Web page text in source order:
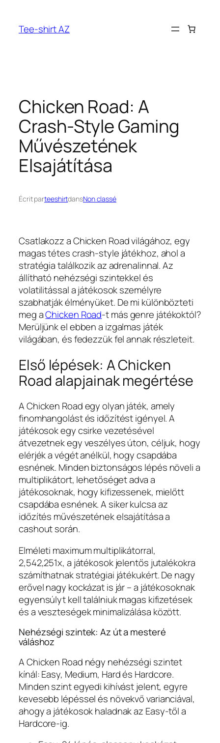
contenu
Tee-shirt AZ
Chicken Road: A
Crash-Style Gaming
Művészetének
Elsajátítása
Écrit parteeshirtdansNon classé
Csatlakozz a Chicken Road világához, egy
magas tétes crash-style játékhoz, ahol a
stratégia találkozik az adrenalinnal. Az
állítható nehézségi szintekkel és
volatilitással a játékosok személyre
szabhatják élményüket. De mi különbözteti
meg aChicken Road-t más genre játékoktól?
Merüljünk el ebben a izgalmas játék
világában, és fedezzük fel annak részleteit.
Első lépések: A Chicken
Road alapjainak megértése
A Chicken Road egy olyan játék, amely
finomhangolást és időzítést igényel. A
játékosok egy csirke vezetésével
átvezetnek egy veszélyes úton, céljuk, hogy
elérjék a végét anélkül, hogy csapdába
esnének. Minden biztonságos lépés növeli a
multiplikátort, lehetőséget adva a
játékosoknak, hogy kifizessenek, mielőtt
csapdába esnének. A siker kulcsa az
időzítés művészetének elsajátítása a
cashout során.
Elméleti maximum multiplikátorral,
2,542,251x, a játékosok jelentős jutalékokra
számíthatnak stratégiai játékukért. De nagy
erővel nagy kockázat is jár – a játékosoknak
egyensúlyt kell találniuk magas kifizetések
és a veszteségek minimalizálása között.
Nehézségi szintek: Az út a mesteré
váláshoz
A Chicken Road négy nehézségi szintet
kínál: Easy, Medium, Hard és Hardcore.
Minden szint egyedi kihívást jelent, egyre
kevesebb lépéssel és növekvő varianciával,
ahogy a játékosok haladnak az Easy-től a
Hardcore-ig.